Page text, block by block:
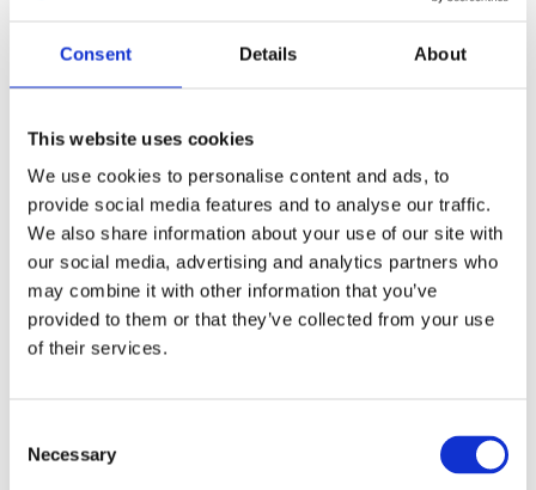
Consent Details About
This website uses cookies
We use cookies to personalise content and ads, to
provide social media features and to analyse our traffic.
We also share information about your use of our site with
our social media, advertising and analytics partners who
may combine it with other information that you’ve
provided to them or that they’ve collected from your use
of their services.
Selection
Necessary
GRATIS LEVERING VANAF € 100
24/7 ONLINE WINKELEN
Productomschrijving
Specificaties
Delen